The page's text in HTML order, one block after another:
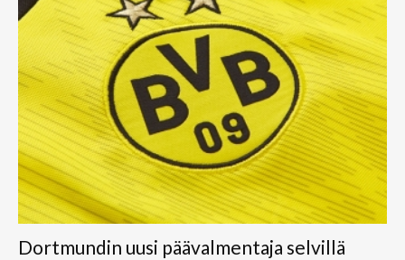
Dortmundin uusi päävalmentaja selvillä